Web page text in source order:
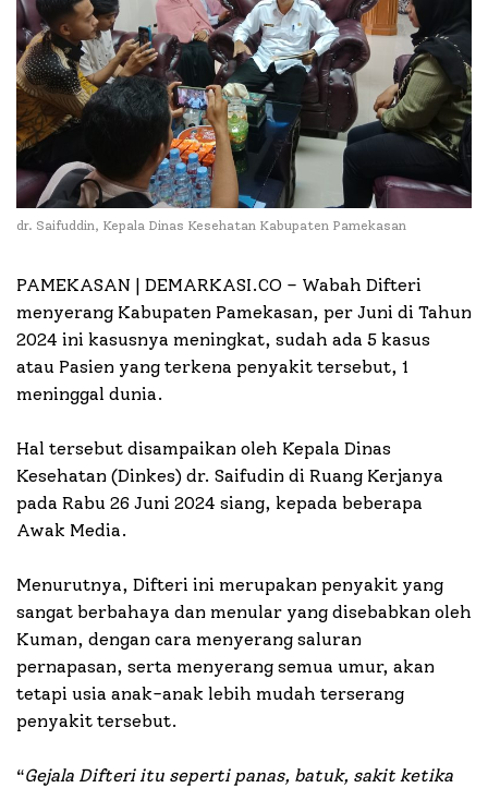
dr. Saifuddin, Kepala Dinas Kesehatan Kabupaten Pamekasan
PAMEKASAN | DEMARKASI.CO – Wabah Difteri
menyerang Kabupaten Pamekasan, per Juni di Tahun
2024 ini kasusnya meningkat, sudah ada 5 kasus
atau Pasien yang terkena penyakit tersebut, 1
meninggal dunia.
Hal tersebut disampaikan oleh Kepala Dinas
Kesehatan (Dinkes) dr. Saifudin di Ruang Kerjanya
pada Rabu 26 Juni 2024 siang, kepada beberapa
Awak Media.
Menurutnya, Difteri ini merupakan penyakit yang
sangat berbahaya dan menular yang disebabkan oleh
Kuman, dengan cara menyerang saluran
pernapasan, serta menyerang semua umur, akan
tetapi usia anak-anak lebih mudah terserang
penyakit tersebut.
“Gejala Difteri itu seperti panas, batuk, sakit ketika